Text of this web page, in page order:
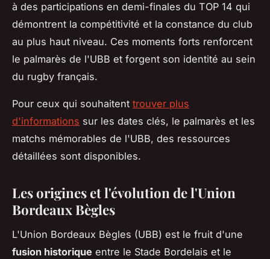
à des participations en demi-finales du TOP 14 qui
démontrent la compétitivité et la constance du club
au plus haut niveau. Ces moments forts renforcent
le palmarès de l'UBB et forgent son identité au sein
du rugby français.
Pour ceux qui souhaitent trouver plus
d'informations sur les dates clés, le palmarès et les
matchs mémorables de l'UBB, des ressources
détaillées sont disponibles.
Les origines et l'évolution de l'Union
Bordeaux Bègles
L'Union Bordeaux Bègles (UBB) est le fruit d'une
fusion historique entre le Stade Bordelais et le